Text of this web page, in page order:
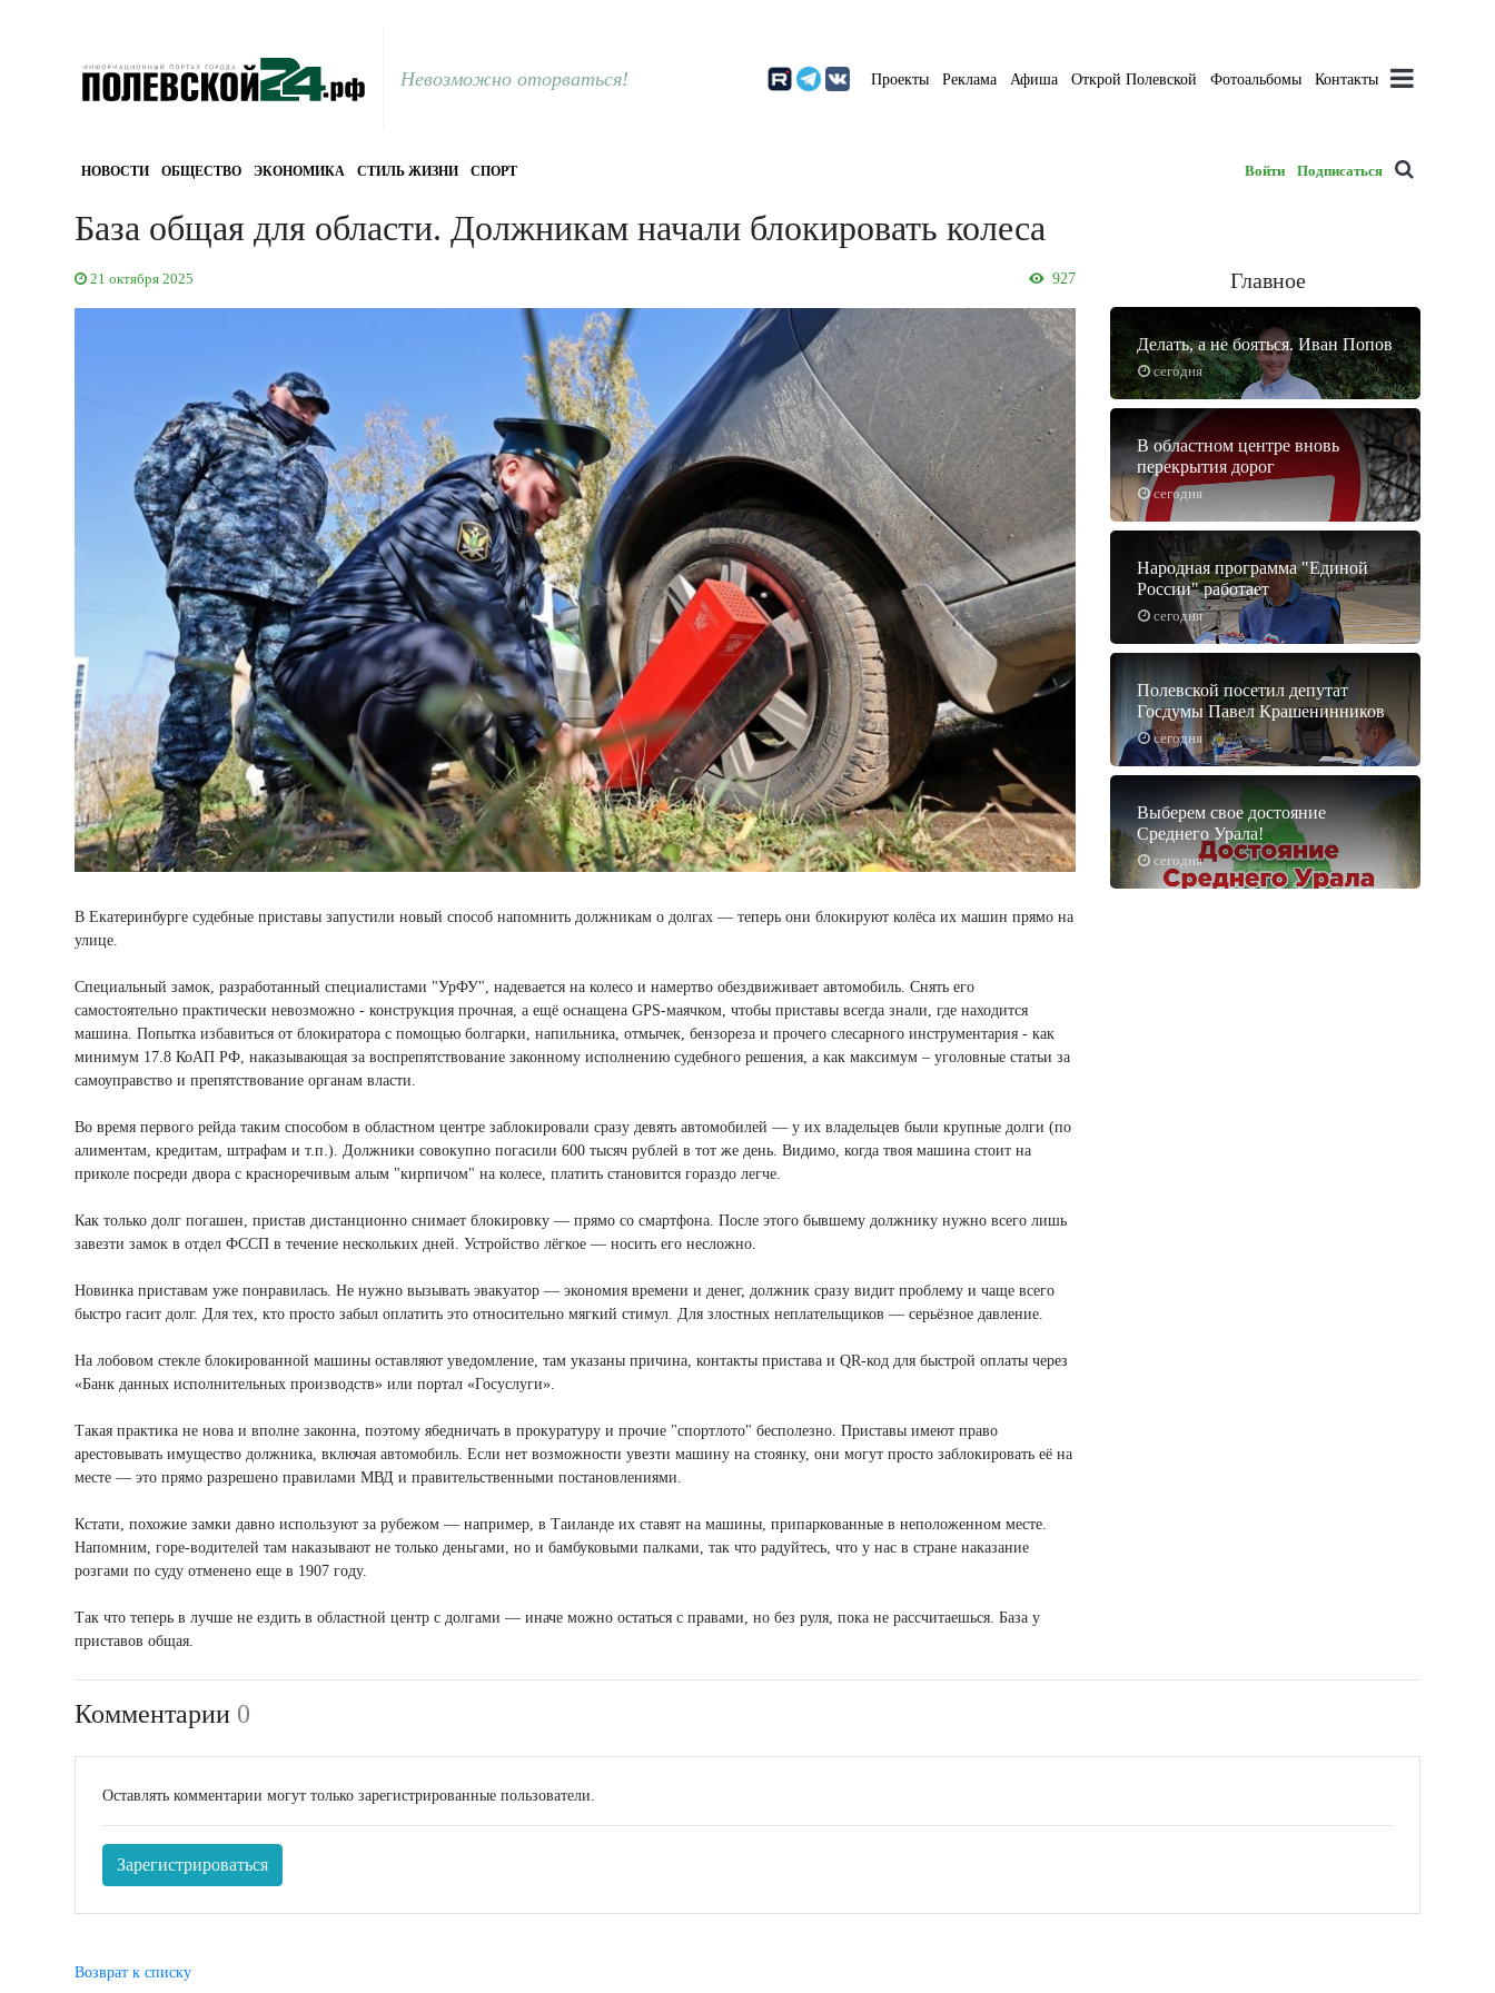
Невозможно оторваться! Проекты Реклама Афиша Открой Полевской Фотоальбомы Контакты
НОВОСТИ ОБЩЕСТВО ЭКОНОМИКА СТИЛЬ ЖИЗНИ СПОРТ Войти Подписаться
База общая для области. Должникам начали блокировать колеса
21 октября 2025 927
В Екатеринбурге судебные приставы запустили новый способ напомнить должникам о долгах — теперь они блокируют колёса их машин прямо на
улице.
Специальный замок, разработанный специалистами "УрФУ", надевается на колесо и намертво обездвиживает автомобиль. Снять его
самостоятельно практически невозможно - конструкция прочная, а ещё оснащена GPS-маячком, чтобы приставы всегда знали, где находится
машина. Попытка избавиться от блокиратора с помощью болгарки, напильника, отмычек, бензореза и прочего слесарного инструментария - как
минимум 17.8 КоАП РФ, наказывающая за воспрепятствование законному исполнению судебного решения, а как максимум – уголовные статьи за
самоуправство и препятствование органам власти.
Во время первого рейда таким способом в областном центре заблокировали сразу девять автомобилей — у их владельцев были крупные долги (по
алиментам, кредитам, штрафам и т.п.). Должники совокупно погасили 600 тысяч рублей в тот же день. Видимо, когда твоя машина стоит на
приколе посреди двора с красноречивым алым "кирпичом" на колесе, платить становится гораздо легче.
Как только долг погашен, пристав дистанционно снимает блокировку — прямо со смартфона. После этого бывшему должнику нужно всего лишь
завезти замок в отдел ФССП в течение нескольких дней. Устройство лёгкое — носить его несложно.
Новинка приставам уже понравилась. Не нужно вызывать эвакуатор — экономия времени и денег, должник сразу видит проблему и чаще всего
быстро гасит долг. Для тех, кто просто забыл оплатить это относительно мягкий стимул. Для злостных неплательщиков — серьёзное давление.
На лобовом стекле блокированной машины оставляют уведомление, там указаны причина, контакты пристава и QR-код для быстрой оплаты через
«Банк данных исполнительных производств» или портал «Госуслуги».
Такая практика не нова и вполне законна, поэтому ябедничать в прокуратуру и прочие "спортлото" бесполезно. Приставы имеют право
арестовывать имущество должника, включая автомобиль. Если нет возможности увезти машину на стоянку, они могут просто заблокировать её на
месте — это прямо разрешено правилами МВД и правительственными постановлениями.
Кстати, похожие замки давно используют за рубежом — например, в Таиланде их ставят на машины, припаркованные в неположенном месте.
Напомним, горе-водителей там наказывают не только деньгами, но и бамбуковыми палками, так что радуйтесь, что у нас в стране наказание
розгами по суду отменено еще в 1907 году.
Так что теперь в лучше не ездить в областной центр с долгами — иначе можно остаться с правами, но без руля, пока не рассчитаешься. База у
приставов общая.
Главное
сегодня
Делать, а не бояться. Иван Попов
сегодня
В областном центре вновь
перекрытия дорог
сегодня
Народная программа "Единой
России" работает
сегодня
Полевской посетил депутат
Госдумы Павел Крашенинников
сегодня
Выберем свое достояние
Среднего Урала!
Комментарии 0
Оставлять комментарии могут только зарегистрированные пользователи.
Зарегистрироваться
Возврат к списку